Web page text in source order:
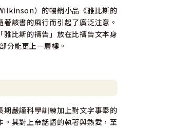
）的暢銷小品《雅比斯的
該書的風行而引起了廣泛注意。
比斯的禱告」放在比禱告文本身
分能更上一層樓。
嚴謹科學訓練加上對文字事奉的
其對上帝話語的執著與熱愛，至